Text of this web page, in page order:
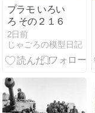
プラモ いろい
ろ その２１６
2日前
じゃごろの模型日記